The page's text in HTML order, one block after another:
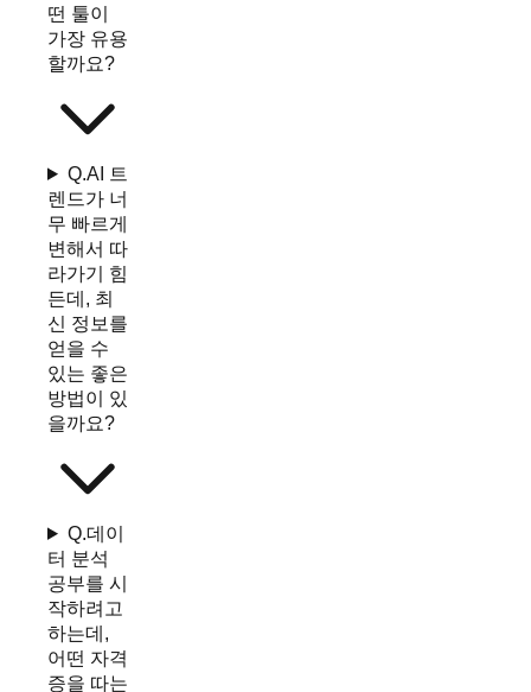
떤 툴이
가장 유용
할까요?
Q.AI 트
렌드가 너
무 빠르게
변해서 따
라가기 힘
든데, 최
신 정보를
얻을 수
있는 좋은
방법이 있
을까요?
Q.데이
터 분석
공부를 시
작하려고
하는데,
어떤 자격
증을 따는